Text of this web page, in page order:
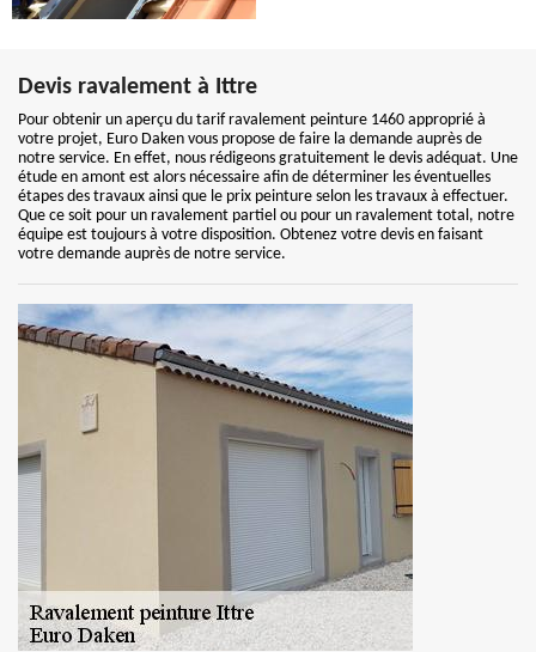
Devis ravalement à Ittre
Pour obtenir un aperçu du tarif ravalement peinture 1460 approprié à
votre projet, Euro Daken vous propose de faire la demande auprès de
notre service. En effet, nous rédigeons gratuitement le devis adéquat. Une
étude en amont est alors nécessaire afin de déterminer les éventuelles
étapes des travaux ainsi que le prix peinture selon les travaux à effectuer.
Que ce soit pour un ravalement partiel ou pour un ravalement total, notre
équipe est toujours à votre disposition. Obtenez votre devis en faisant
votre demande auprès de notre service.